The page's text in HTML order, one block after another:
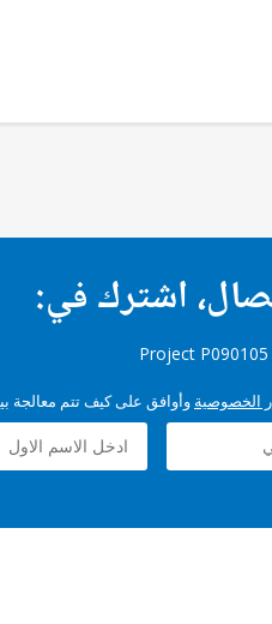
اشترك في:
الخصوصية وأوافق على كيف تتم معالجة